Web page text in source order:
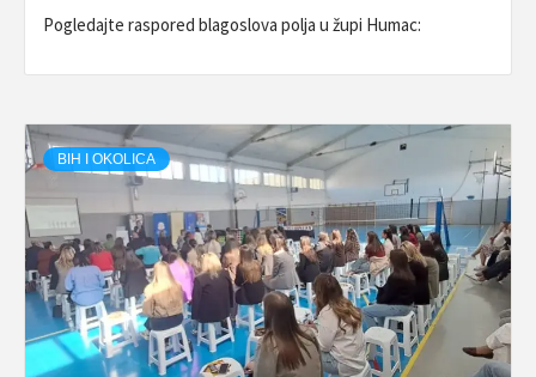
Pogledajte raspored blagoslova polja u župi Humac:
BIH I OKOLICA